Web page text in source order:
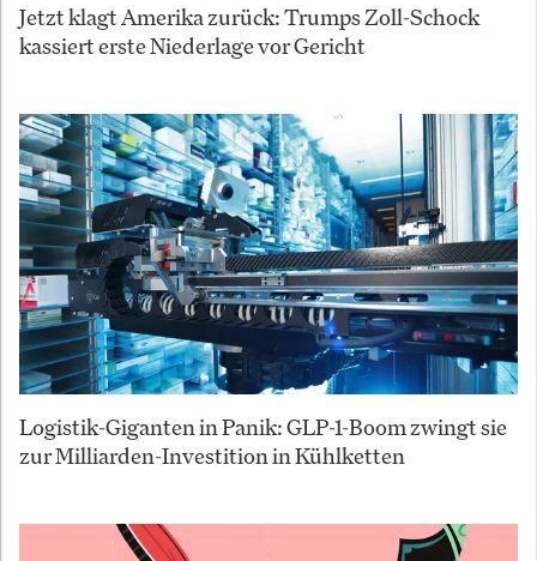
Jetzt klagt Amerika zurück: Trumps Zoll-Schock
kassiert erste Niederlage vor Gericht
Logistik-Giganten in Panik: GLP-1-Boom zwingt sie
zur Milliarden-Investition in Kühlketten